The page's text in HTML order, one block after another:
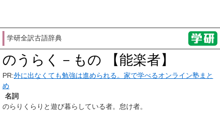
学研全訳古語辞典
のうらく－もの 【能楽者】
PR:外に出なくても勉強は進められる。家で学べるオンライン塾まと
め
名詞
のらりくらりと遊び暮らしている者。怠け者。